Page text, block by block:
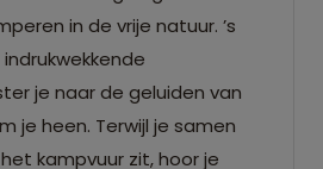
in de vrije natuur. ’s
je naar de geluiden van
je heen. Terwijl je samen
kampvuur zit, hoor je